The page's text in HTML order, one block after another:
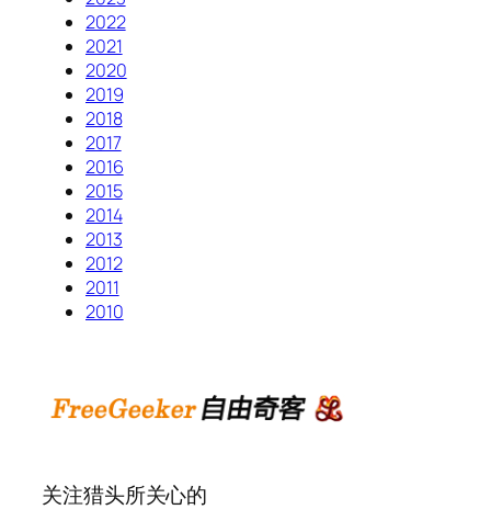
2022
2021
2020
2019
2018
2017
2016
2015
2014
2013
2012
2011
2010
关注猎头所关心的